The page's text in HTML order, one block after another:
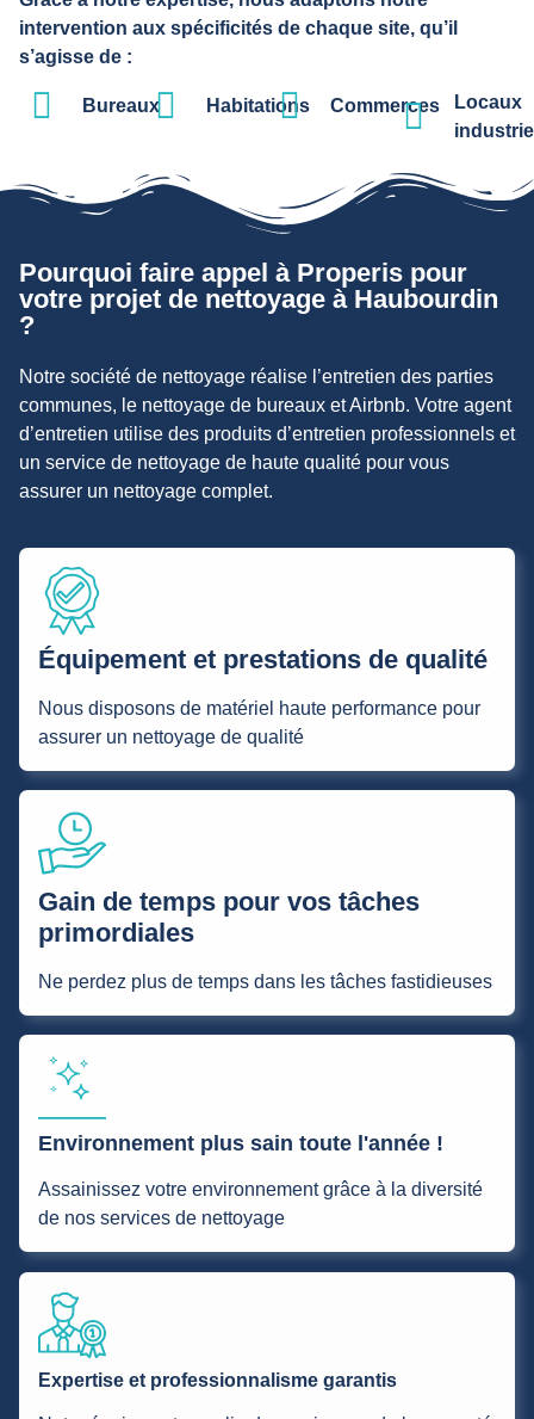
intervention aux spécificités de chaque site, qu’il
s’agisse de :
Bureaux Habitations Commerces
Locaux
Pourquoi faire appel à Properis pour
votre projet de nettoyage à Haubourdin
?
Notre société de nettoyage réalise l’entretien des parties
communes, le nettoyage de bureaux et Airbnb. Votre agent
d’entretien utilise des produits d’entretien professionnels et
un service de nettoyage de haute qualité pour vous
assurer un nettoyage complet.
Équipement et prestations de qualité
Nous disposons de matériel haute performance pour
assurer un nettoyage de qualité
Gain de temps pour vos tâches
primordiales
Ne perdez plus de temps dans les tâches fastidieuses
Environnement plus sain toute l'année !
Assainissez votre environnement grâce à la diversité
de nos services de nettoyage
Expertise et professionnalisme garantis